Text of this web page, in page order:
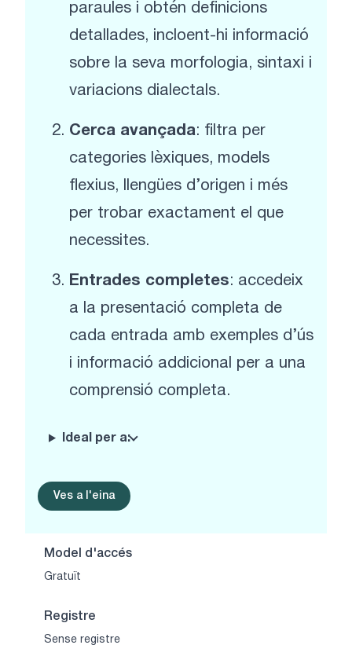
paraules i obtén definicions
detallades, incloent-hi informació
sobre la seva morfologia, sintaxi i
variacions dialectals.
Cerca avançada: filtra per
categories lèxiques, models
flexius, llengües d’origen i més
per trobar exactament el que
necessites.
Entrades completes: accedeix
a la presentació completa de
cada entrada amb exemples d’ús
i informació addicional per a una
comprensió completa.
Ideal per a:
Ves a l'eina
Model d'accés
Gratuït
Registre
Sense registre